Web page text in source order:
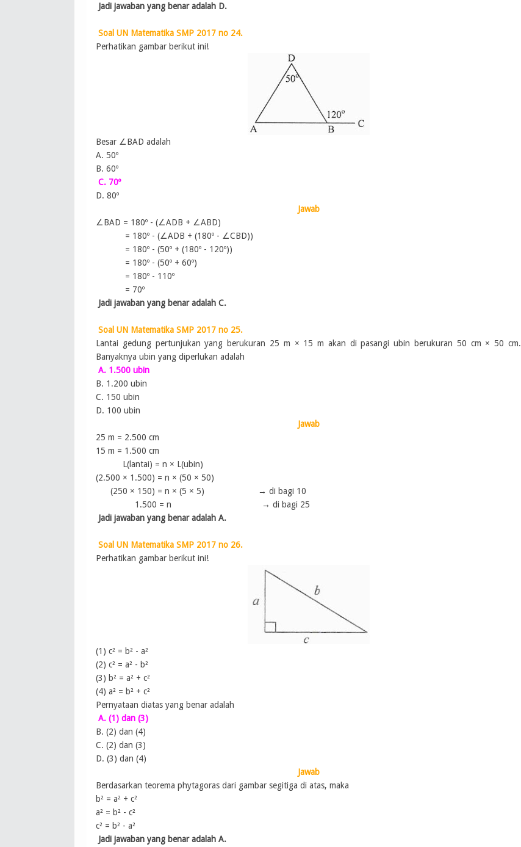
Jadi jawaban yang benar adalah D.
Soal UN Matematika SMP 2017 no 24.
Perhatikan gambar berikut ini!
Besar ∠BAD adalah
A. 50º
B. 60º
C. 70º
D. 80º
Jawab
∠BAD = 180º - (∠ADB + ∠ABD)
= 180º - (∠ADB + (180º - ∠CBD))
= 180º - (50º + (180º - 120º))
= 180º - (50º + 60º)
= 180º - 110º
= 70º
Jadi jawaban yang benar adalah C.
Soal UN Matematika SMP 2017 no 25.
Lantai gedung pertunjukan yang berukuran 25 m × 15 m akan di pasangi ubin berukuran 50 cm × 50 cm.
Banyaknya ubin yang diperlukan adalah
A. 1.500 ubin
B. 1.200 ubin
C. 150 ubin
D. 100 ubin
Jawab
25 m = 2.500 cm
15 m = 1.500 cm
L(lantai) = n × L(ubin)
(2.500 × 1.500) = n × (50 × 50)
(250 × 150) = n × (5 × 5) → di bagi 10
1.500 = n
→ di bagi 25
Jadi jawaban yang benar adalah A.
Soal UN Matematika SMP 2017 no 26.
Perhatikan gambar berikut ini!
(1) c² = b² - a²
(2) c² = a² - b²
(3) b² = a² + c²
(4) a² = b² + c²
Pernyataan diatas yang benar adalah
A. (1) dan (3)
B. (2) dan (4)
C. (2) dan (3)
D. (3) dan (4)
Jawab
Berdasarkan teorema phytagoras dari gambar segitiga di atas, maka
b² = a² + c²
a² = b² - c²
c² = b² - a²
Jadi jawaban yang benar adalah A.